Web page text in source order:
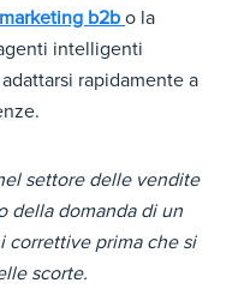
marketing b2b o la
intelligenti
rapidamente a
settore delle vendite
della domanda di un
correttive prima che si
scorte.